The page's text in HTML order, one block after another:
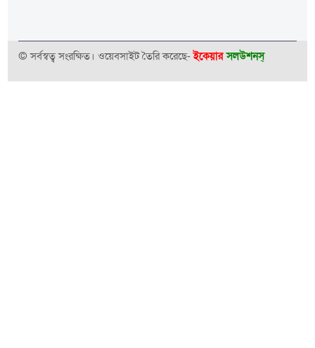
© সর্বস্বত্ব সংরক্ষিত। ওয়েবসাইট তৈরি করেছে-ইকেয়ার সলউশনস্